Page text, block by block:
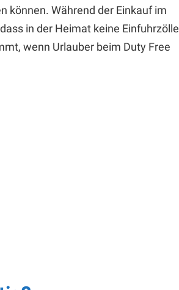
können. Während der Einkauf im
in der Heimat keine Einfuhrzölle
wenn Urlauber beim Duty Free